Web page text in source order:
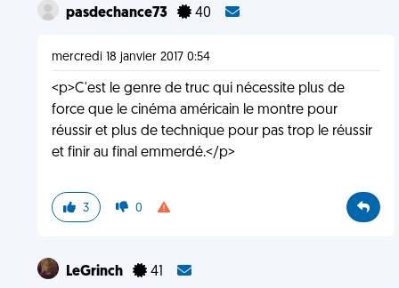
pasdechance73 40
mercredi 18 janvier 2017 0:54
<p>C'est le genre de truc qui nécessite plus de
force que le cinéma américain le montre pour
réussir et plus de technique pour pas trop le réussir
et finir au final emmerdé.</p>
3 0
LeGrinch 41